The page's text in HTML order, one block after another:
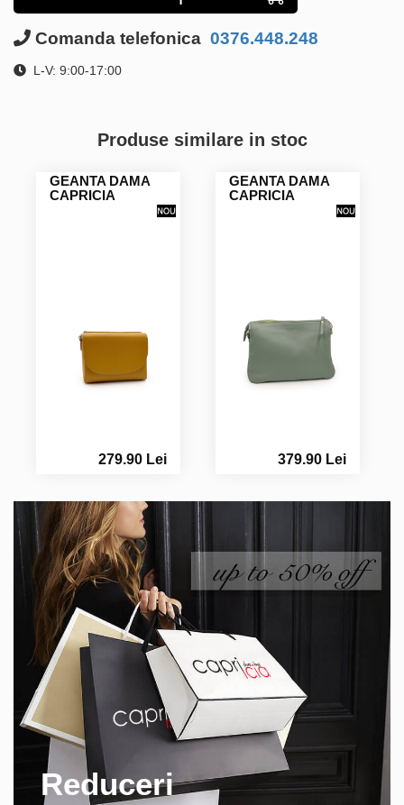
Comanda telefonica 0376.448.248
L-V: 9:00-17:00
Produse similare in stoc
GEANTA DAMA
CAPRICIA
279.90 Lei
GEANTA DAMA
CAPRICIA
379.90 Lei
Reduceri